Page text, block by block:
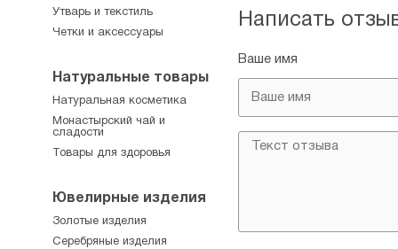
Написать
Ваше имя
Утварь и текстиль
Четки и аксессуары
Натуральные товары
Натуральная косметика
Монастырский чай и
сладости
Товары для здоровья
Ювелирные изделия
Золотые изделия
Серебряные изделия